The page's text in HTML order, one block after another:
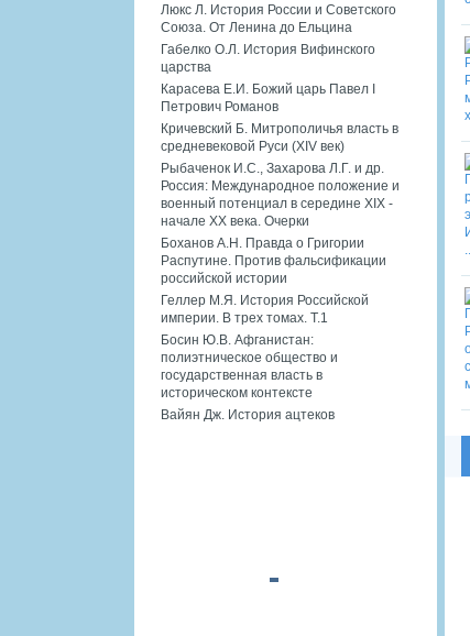
Люкс Л. История России и Советского
Союза. От Ленина до Ельцина
Габелко О.Л. История Вифинского
царства
Карасева Е.И. Божий царь Павел I
Петрович Романов
Кричевский Б. Митрополичья власть в
средневековой Руси (XIV век)
Рыбаченок И.С., Захарова Л.Г. и др.
Россия: Международное положение и
военный потенциал в середине XIX -
начале XX века. Очерки
Боханов А.Н. Правда о Григории
Распутине. Против фальсификации
российской истории
Геллер М.Я. История Российской
империи. В трех томах. Т.1
Босин Ю.В. Афганистан:
полиэтническое общество и
государственная власть в
историческом контексте
Вайян Дж. История ацтеков